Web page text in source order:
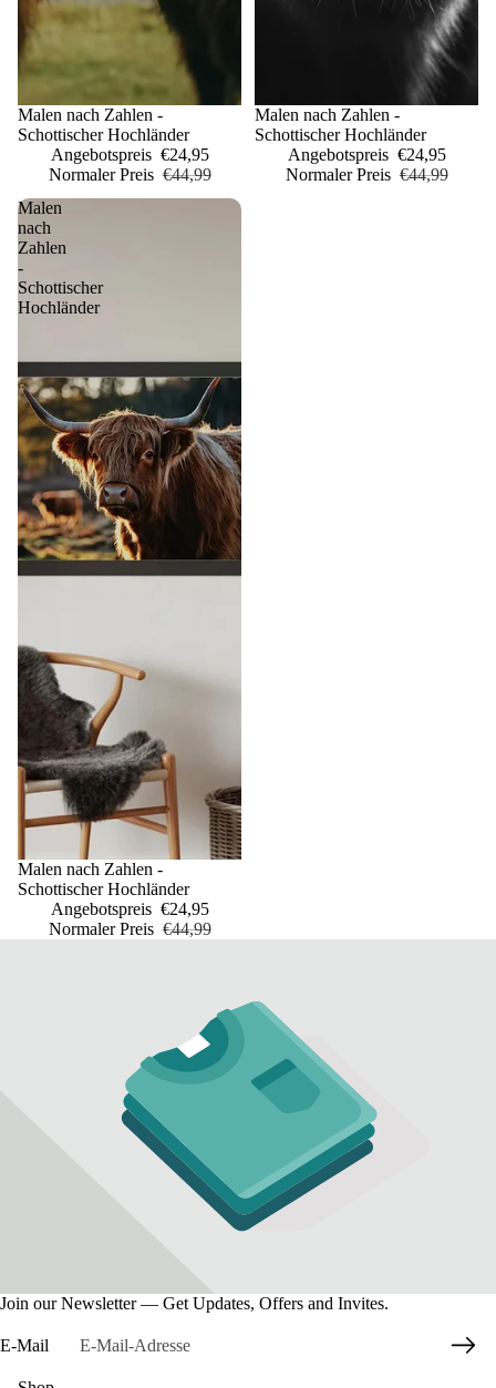
Sale
Malen nach Zahlen -
Schottischer Hochländer
Angebotspreis €24,95
Normaler Preis €44,99
Sale
Malen nach Zahlen -
Schottischer Hochländer
Angebotspreis €24,95
Normaler Preis €44,99
Malen
nach
Zahlen
-
Schottischer
Hochländer
Sale
Malen nach Zahlen -
Schottischer Hochländer
Angebotspreis €24,95
Normaler Preis €44,99
Join our Newsletter — Get Updates, Offers and Invites.
E-Mail